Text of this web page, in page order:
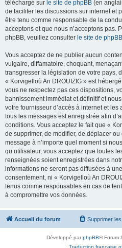
téléchargé sur le site de phpBB (en
de faciliter les discussions sur internet et
être tenu comme responsable de la
acceptons et que nous n’acceptons pas.
phpBB, veuillez consulter le site de phpBB
Vous acceptez de ne publier aucun
vulgaire, diffamatoire, choquant,
transgresser la législation de votre pays,
« Korvigelloù An DROUIZIG » est
vous ne respectez pas ces dispositions,
bannissement immédiat et définitif et
votre fournisseur d’accès à internet et les
tous les messages est enregistrée afin
conditions. Vous acceptez le fait que «
de supprimer, de modifier, de déplacer
message à n’importe quel moment si
qu’utilisateur, vous acceptez que toutes
renseignées soient enregistrées dans
informations ne seront pas diffusées à
consentement, ni « Korvigelloù An
tenus comme responsables en cas de
à compromettre vos données.
Accueil du forum Supprimer
Développé parphpBB® Forum
Traduction française